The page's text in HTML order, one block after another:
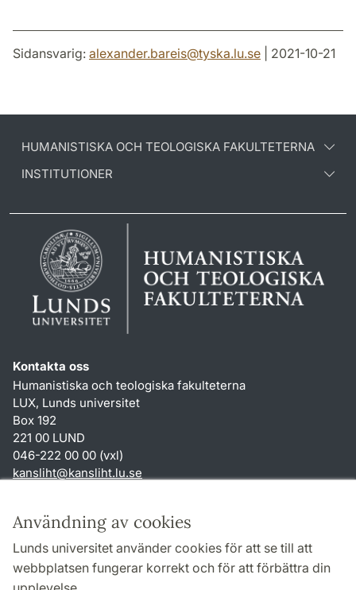
Användning av cookies
Lunds universitet använder cookies för att se till att
webbplatsen fungerar korrekt och för att förbättra din
Sidansvarig: alexander.bareis@tyska.lu.se | 2021-10-21
HUMANISTISKA OCH TEOLOGISKA FAKULTETERNA
INSTITUTIONER
Kontakta oss
Humanistiska och teologiska fakulteterna
LUX, Lunds universitet
Box 192
221 00 LUND
046-222 00 00 (vxl)
kansliht@kansliht.lu.se
Genvägar
Om webbplatsen och cookies
Behandling av personuppgifter
Tillgänglighetsredogörelse